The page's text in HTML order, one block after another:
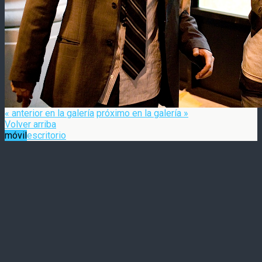
« anterior en la galería próximo en la galería »
Volver arriba
móvilescritorio